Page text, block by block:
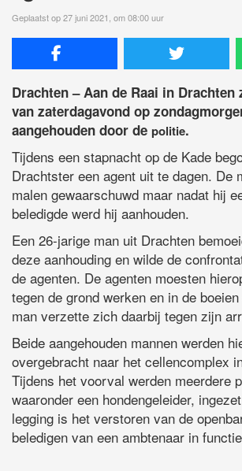
Geplaatst op 27 juni 2021, om 08:00 uur
Drachten – Aan de Raai in Drachten
van zaterdagavond op
aangehouden door de politie.
Tijdens een stapnacht op de Kade
Drachtster een agent uit te dagen. De
malen gewaarschuwd maar nadat hij
beledigde werd hij aanhouden.
Een 26-jarige man uit Drachten
deze aanhouding en wilde de
de agenten. De agenten moesten
tegen de grond werken en in de
man verzette zich daarbij tegen zijn
Beide aangehouden mannen werden
overgebracht naar het cellencomplex
Tijdens het voorval werden meerdere
waaronder een hondengeleider,
legging is het verstoren van de
beledigen van een ambtenaar in